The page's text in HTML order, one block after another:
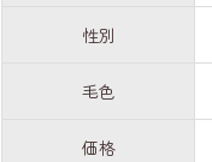
性別
毛色
価格